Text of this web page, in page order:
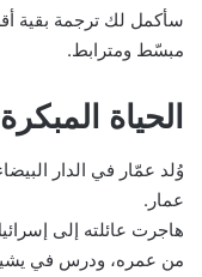
سأكمل لك ترجمة بقية
مبسّط ومترابط.
الحياة المبكرة
وُلد عمّار في الدار
عمار.
من عمره، ودرس في